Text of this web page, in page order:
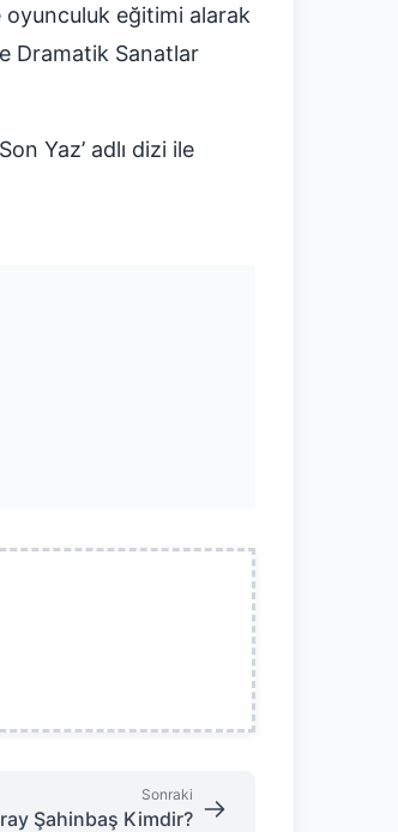
oyunculuk eğitimi alarak
Dramatik Sanatlar
Yaz’ adlı dizi ile
Sonraki
Şahinbaş Kimdir?